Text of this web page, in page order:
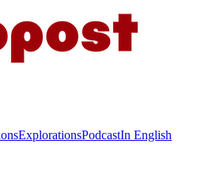
ExplorationsPodcastIn English